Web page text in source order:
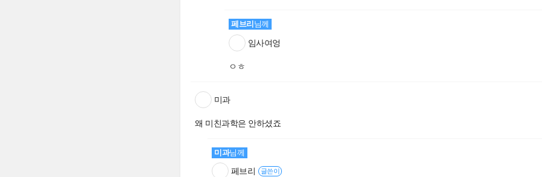
페브리 님께
임사여엉
ㅇㅎ
미과
왜 미친과학은 안하셨죠
미과님께
페브리 글쓴이